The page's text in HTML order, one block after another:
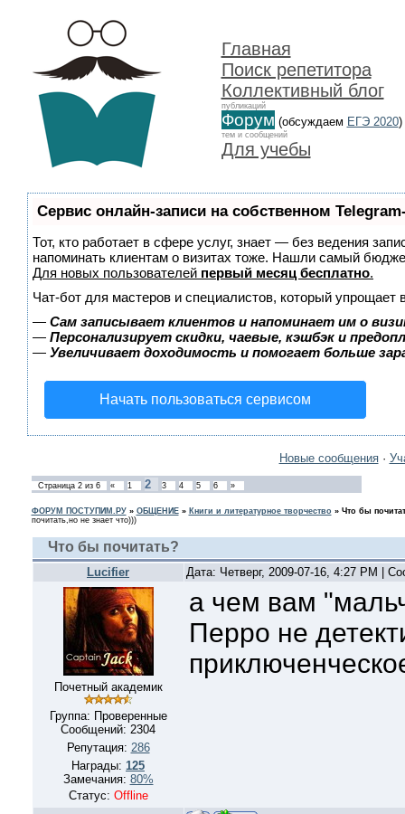
Главная
Поиск репетитора
Коллективный блог
публикаций
Форум (обсуждаем ЕГЭ 2020)
тем и сообщений
Для учебы
Сервис онлайн-записи на собственном
Тот, кто работает в сфере услуг, знает — без ведения
напоминать клиентам о визитах тоже. Нашли самый
Для новых пользователей первый месяц бесплатно.
Чат-бот для мастеров и специалистов, который упрощает
— Сам записывает клиентов и напоминает им о
— Персонализирует скидки, чаевые, кэшбэк и
— Увеличивает доходимость и помогает больше
Начать пользоваться сервисом
Новые сообщения·
Страница 2из 6 « 1 2 3 4 5 6 »
ФОРУМ ПОСТУПИМ.РУ» ОБЩЕНИЕ» Книги и литературное творчество » Что бы
почитать,но не знает что)))
Что бы почитать?
Lucifier Дата: Четверг, 2009-07-16, 4:27 PM |
Почетный академик
Группа: Проверенные
Сообщений: 2304
Репутация: 286
Награды: 125
Замечания: 80%
Статус: Offline
а чем вам
Перро не